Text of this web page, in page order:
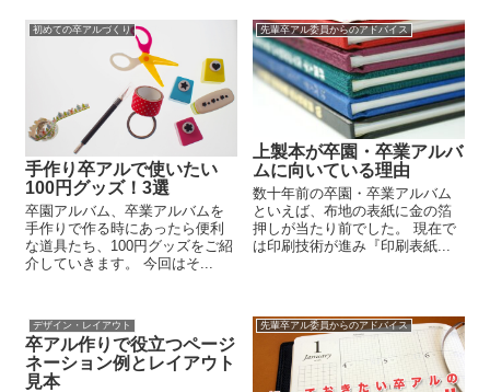
初めての卒アルづくり
手作り卒アルで使いたい
100円グッズ！3選
卒園アルバム、卒業アルバムを
手作りで作る時にあったら便利
な道具たち、100円グッズをご紹
介していきます。 今回はそ...
先輩卒アル委員からのアドバイス
上製本が卒園・卒業アルバ
ムに向いている理由
数十年前の卒園・卒業アルバム
といえば、布地の表紙に金の箔
押しが当たり前でした。 現在で
は印刷技術が進み『印刷表紙...
デザイン・レイアウト
卒アル作りで役立つページ
ネーション例とレイアウト
見本
先輩卒アル委員からのアドバイス